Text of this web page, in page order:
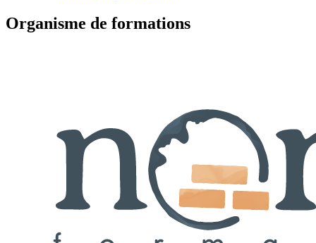
Organisme de formations